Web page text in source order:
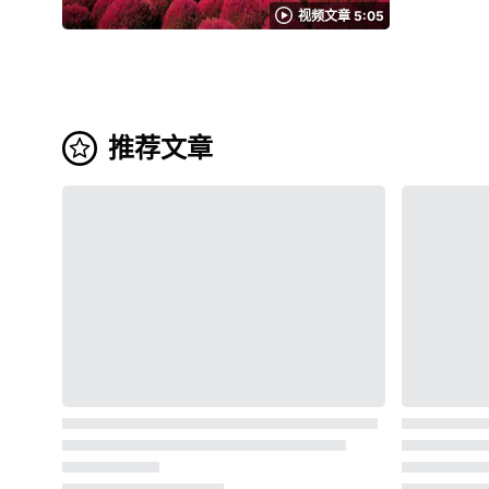
肯定能拍到照片吧。 第二停车场还有徒步路线入口,在新绿和枫叶季节感受大自然
视频文章 5:05
で、グルメや観光の後
ています。 スポーツ分野でも注目される茨城県 グルメや観光、研究開発で注目されている茨城県。 さらには、スポーツの分野でも注目されてい
るのです。 Jリーグの強豪、鹿島アントラーズは、日本最古である鹿島神宮にちなんで名付けられていて、茨城県民に愛されています。 加えて
2019年は茨城国体が開催されました。 日本
め 他にも、四季折々のお花が楽しめる国営ひたち海浜公園等、茨城の魅力的な観光名所やグルメは盛りだくさん。 茨城では豊かな自然を活かし
推荐文章